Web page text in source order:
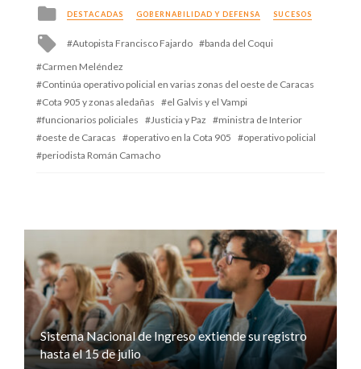
Posted
in
DESTACADAS GOBERNABILIDAD Y DEFENSA SUCESOS
Tagged
Autopista Francisco Fajardo
banda del Coqui
Carmen Meléndez
Continúa operativo policial en varias zonas del oeste de Caracas
Cota 905 y zonas aledañas
el Galvis y el Vampi
funcionarios policiales
Justicia y Paz
ministra de Interior
oeste de Caracas
operativo en la Cota 905
operativo policial
periodista Román Camacho
Sistema Nacional de Ingreso extiende su registro
hasta el 15 de julio